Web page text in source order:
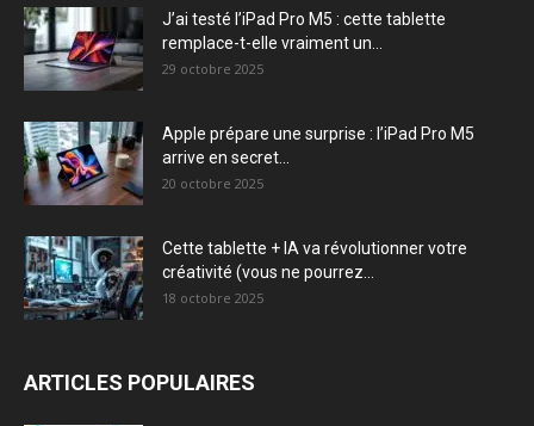
J’ai testé l’iPad Pro M5 : cette tablette
remplace-t-elle vraiment un...
29 octobre 2025
Apple prépare une surprise : l’iPad Pro M5
arrive en secret...
20 octobre 2025
Cette tablette + IA va révolutionner votre
créativité (vous ne pourrez...
18 octobre 2025
ARTICLES POPULAIRES